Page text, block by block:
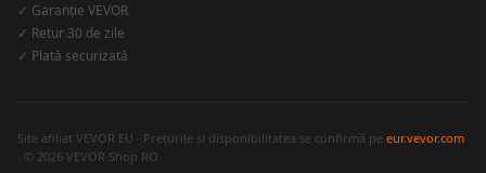
✓ Garanție VEVOR
✓ Retur 30 de zile
✓ Plată securizată
Site afiliat VEVOR EU · Prețurile și disponibilitatea se confirmă pe eur.vevor.com
· © 2026 VEVOR Shop RO